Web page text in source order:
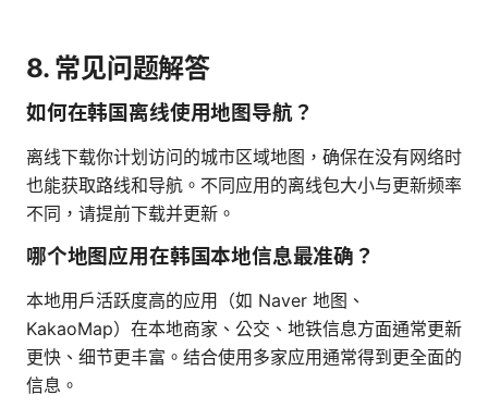
8. 常见问题解答
如何在韩国离线使用地图导航？
离线下载你计划访问的城市区域地图，确保在没有网络时
也能获取路线和导航。不同应用的离线包大小与更新频率
不同，请提前下载并更新。
哪个地图应用在韩国本地信息最准确？
本地用户活跃度高的应用（如 Naver 地图、
KakaoMap）在本地商家、公交、地铁信息方面通常更新
更快、细节更丰富。结合使用多家应用通常得到更全面的
信息。